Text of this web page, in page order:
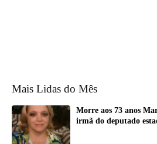
Mais Lidas do Mês
Morre aos 73 anos
irmã do deputado